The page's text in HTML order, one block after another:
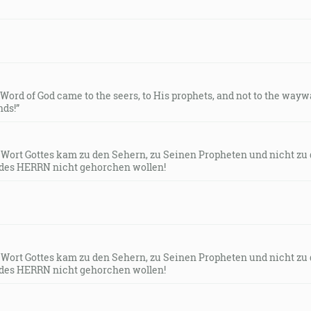
budú sprevádzať tieto znamenia: v mojom mene
brať, a keby vypili niečo smrťonosné, neuškodí im;
[Jn 14:12]
Ktože si ty, že sa bojíš mizerného človeka, ktorý zomrie,
Hospodina, ktorý ťa učinil, ktorý roztiahol nebesia a
of God came to the seers, to His prophets, and not to the
Wort Gottes kam zu den Sehern, zu Seinen Propheten und nicht
HERRN nicht gehorchen wollen!
Wort Gottes kam zu den Sehern, zu Seinen Propheten und nicht
HERRN nicht gehorchen wollen!